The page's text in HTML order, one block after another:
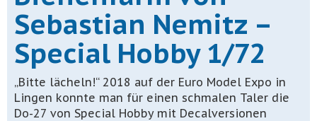
Sebastian Nemitz –
Special Hobby 1/72
„Bitte lächeln!“ 2018 auf der Euro Model Expo in
Lingen konnte man für einen schmalen Taler die
Do-27 von Special Hobby mit Decalversionen